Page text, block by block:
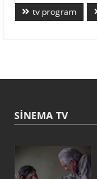
tv program
SINEMA TV